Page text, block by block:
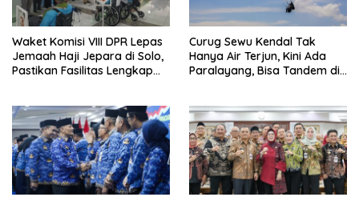
Waket Komisi VIII DPR Lepas
Jemaah Haji Jepara di Solo,
Pastikan Fasilitas Lengkap
Curug Sewu Kendal Tak
Hanya Air Terjun, Kini Ada
Paralayang, Bisa Tandem di